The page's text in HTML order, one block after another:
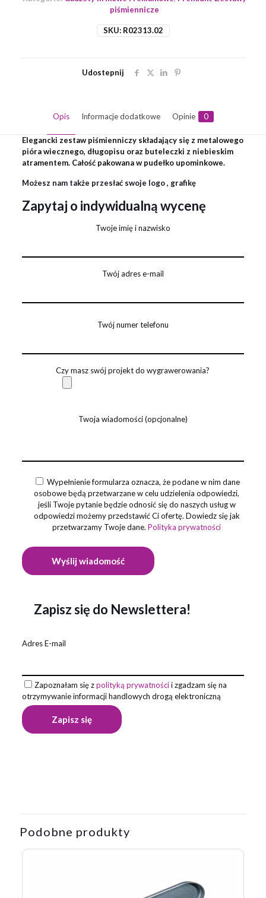
SKU: R02313.02
piśmiennicze
Udostepnij
Opis Informacje dodatkowe Opinie 0
Elegancki zestaw piśmienniczy składający się z metalowego
pióra wiecznego, długopisu oraz buteleczki z niebieskim
atramentem. Całość pakowana w pudełko upominkowe.
Możesz nam także przesłać swoje logo , grafikę
Zapytaj o indywidualną wycenę
Twoje imię i nazwisko
Twój adres e-mail
Twój numer telefonu
Czy masz swój projekt do wygrawerowania?
Twoja wiadomości (opcjonalne)
Wypełnienie formularza oznacza, że podane w nim dane
osobowe będą przetwarzane w celu udzielenia odpowiedzi,
jeśli Twoje pytanie będzie odnosić się do naszych usług w
odpowiedzi możemy przedstawić Ci ofertę. Dowiedz się jak
przetwarzamy Twoje dane.Polityka prywatności
Zapisz się do Newslettera!
Adres E-mail
Zapoznałam się zpolityką prywatnościi zgadzam się na
otrzymywanie informacji handlowych drogą elektroniczną
piśmienniczy Gassin, czarny”
Twój adres email nie zostanie opublikowany.
Wymagane pola
Podobne produkty